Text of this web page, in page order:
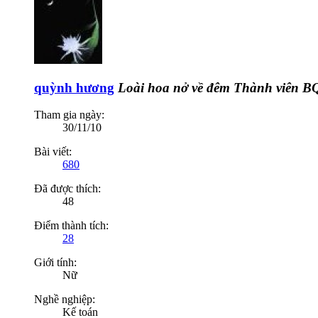
quỳnh hương Loài hoa nở về đêm Thành viên
Tham gia ngày:
30/11/10
Bài viết:
680
Đã được thích:
48
Điểm thành tích:
28
Giới tính:
Nữ
Nghề nghiệp:
Kế toán